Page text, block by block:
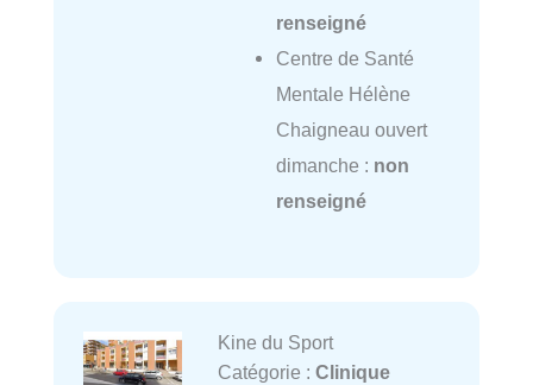
renseigné
Centre de Santé
Mentale Hélène
Chaigneau ouvert
dimanche : non
renseigné
Kine du Sport
Catégorie : Clinique